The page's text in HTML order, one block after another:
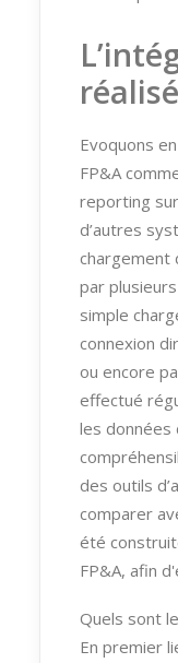
réalisé
Evoquons
FP&A
reporting
d’autres
chargement
par
simple
connexion
ou encore
effectué
les données
des outils
comparer
été
FP&A, afin
Quels sont
En premier